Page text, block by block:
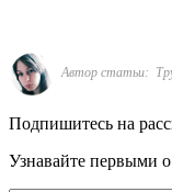
Автор статьи:
Подпишитесь на
Узнавайте первыми